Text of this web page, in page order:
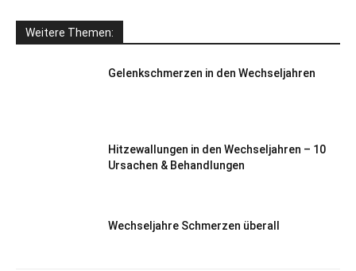
Weitere Themen:
Gelenkschmerzen in den Wechseljahren
Hitzewallungen in den Wechseljahren – 10
Ursachen & Behandlungen
Wechseljahre Schmerzen überall